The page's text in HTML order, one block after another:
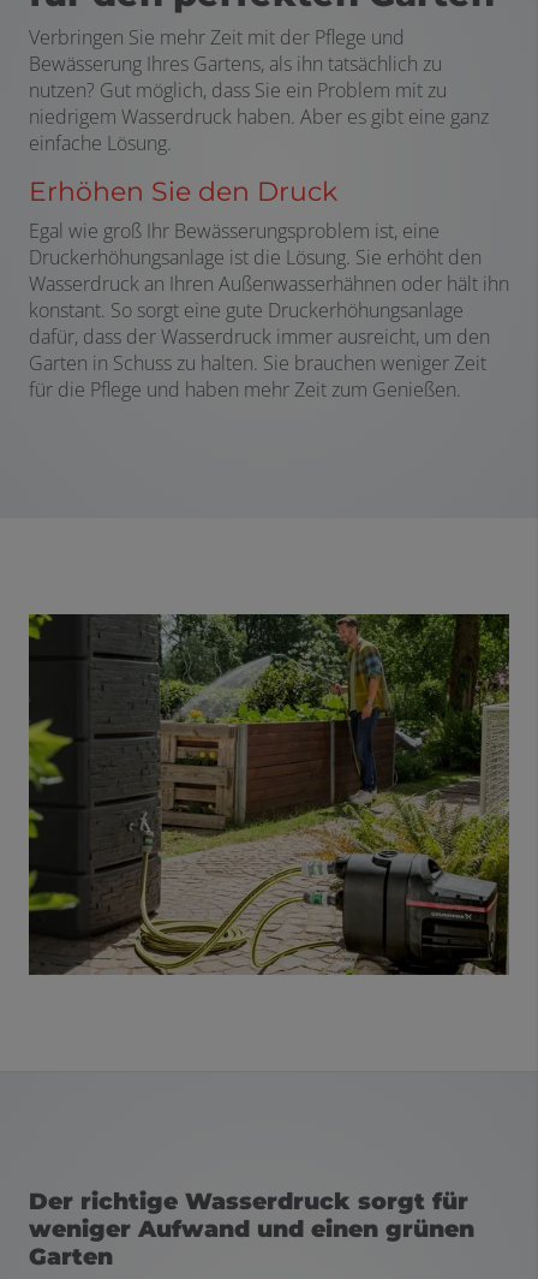
Verbringen Sie mehr Zeit mit der Pflege und
Bewässerung Ihres Gartens, als ihn tatsächlich zu
nutzen? Gut möglich, dass Sie ein Problem mit zu
niedrigem Wasserdruck haben. Aber es gibt eine ganz
einfache Lösung.
Erhöhen Sie den Druck
Egal wie groß Ihr Bewässerungsproblem ist, eine
Druckerhöhungsanlage ist die Lösung. Sie erhöht den
Wasserdruck an Ihren Außenwasserhähnen oder hält ihn
konstant. So sorgt eine gute Druckerhöhungsanlage
dafür, dass der Wasserdruck immer ausreicht, um den
Garten in Schuss zu halten. Sie brauchen weniger Zeit
für die Pflege und haben mehr Zeit zum Genießen.
Der richtige Wasserdruck sorgt für
weniger Aufwand und einen grünen
Garten